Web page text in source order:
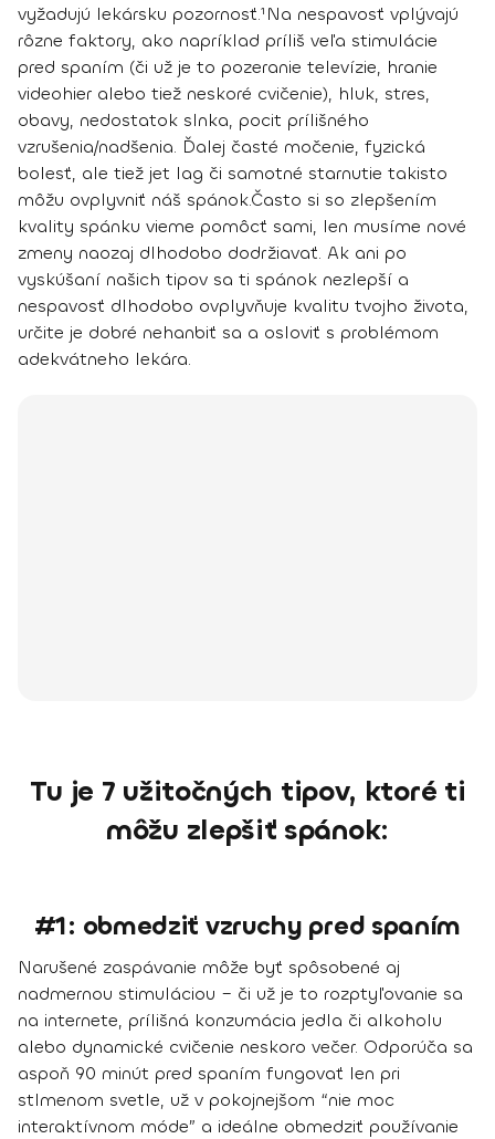
vyžadujú lekársku pozornosť.¹Na nespavosť vplývajú
rôzne faktory, ako napríklad príliš veľa stimulácie
pred spaním (či už je to pozeranie televízie, hranie
videohier alebo tiež neskoré cvičenie), hluk, stres,
obavy, nedostatok slnka, pocit prílišného
vzrušenia/nadšenia. Ďalej časté močenie, fyzická
bolesť, ale tiež jet lag či samotné starnutie takisto
môžu ovplyvniť náš spánok.Často si so zlepšením
kvality spánku vieme pomôcť sami, len musíme nové
zmeny naozaj dlhodobo dodržiavať. Ak ani po
vyskúšaní našich tipov sa ti spánok nezlepší a
nespavosť dlhodobo ovplyvňuje kvalitu tvojho života,
určite je dobré nehanbiť sa a osloviť s problémom
adekvátneho lekára.
Tu je 7 užitočných tipov, ktoré ti
môžu zlepšiť spánok:
#1: obmedziť vzruchy pred spaním
Narušené zaspávanie môže byť spôsobené aj
nadmernou stimuláciou – či už je to rozptyľovanie sa
na internete, prílišná konzumácia jedla či alkoholu
alebo dynamické cvičenie neskoro večer. Odporúča sa
aspoň 90 minút pred spaním fungovať len pri
stlmenom svetle, už v pokojnejšom “nie moc
interaktívnom móde” a ideálne obmedziť používanie